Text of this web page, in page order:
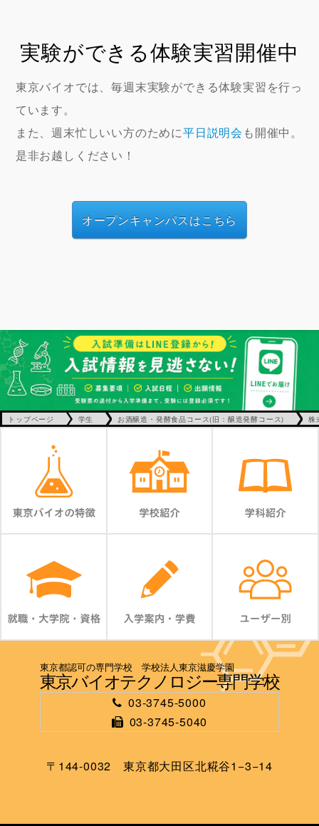
実験ができる体験実習開催中
東京バイオでは、毎週末実験ができる体験実習を行っ
ています。
また、週末忙しいい方のために平日説明会 も開催中。
是非お越しください！
オープンキャンパスはこちら
トップページ 学生 お酒醸造・発酵食品コース(旧：醸造発酵コース) 株
東京都認可の専門学校 学校法人東京滋慶学園
東京バイオテクノロジー専門学校
03-3745-5000
03-3745-5040
〒144-0032 東京都大田区北糀谷1−3−14